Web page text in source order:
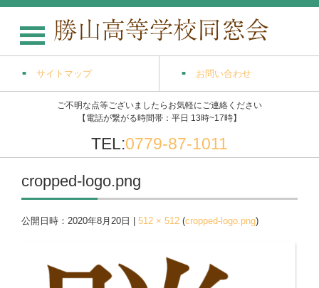
サイトマップ お問い合わせ
ご不明な点等ございましたらお気軽にご連絡ください
【電話が繋がる時間帯：平日 13時~17時】
TEL:0779-87-1011
cropped-logo.png
公開日時： 2020年8月20日 512 × 512 (cropped-logo.png)